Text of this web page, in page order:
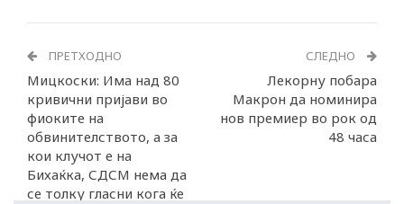
ПРЕТХОДНО
Мицкоски: Има над 80
кривични пријави во
фиоките на
обвинителството, а за
кои клучот е на
Бихаќка, СДСМ нема да
се толку гласни кога ќе
СЛЕДНО
Лекорну побара
Макрон да номинира
нов премиер во рок од
48 часа